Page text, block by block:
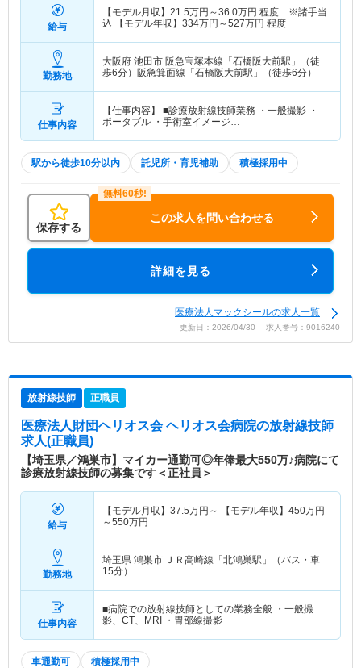
給与
【モデル月収】 21.5万円～36.0万円 程度 ※諸手当
込 【モデル年収】 334万円～527万円 程度
勤務地
大阪府 池田市 阪急宝塚本線「石橋阪大前駅」（徒
歩6分）阪急箕面線「石橋阪大前駅」（徒歩6分）
仕事内容
【仕事内容】 ■診療放射線技師業務 ・一般撮影 ・
ポータブル ・手術室イメージ…
駅から徒歩10分以内 託児所・育児補助 積極採用中
保存する
この求人を問い合わせる
詳細を見る
医療法人マックシールの求人一覧
更新日：2026/04/30 求人番号：9016240
放射線技師 正職員
医療法人財団ヘリオス会 ヘリオス会病院の放射線技師
求人(正職員)
【埼玉県／鴻巣市】マイカー通勤可◎年俸最大550万♪病院にて
診療放射線技師の募集です＜正社員＞
給与
【モデル月収】 37.5万円～ 【モデル年収】 450万円
～550万円
勤務地
埼玉県 鴻巣市 ＪＲ高崎線「北鴻巣駅」（バス・車
15分）
仕事内容
■病院での放射線技師としての業務全般 ・一般撮
影、CT、MRI ・胃部線撮影
車通勤可 積極採用中